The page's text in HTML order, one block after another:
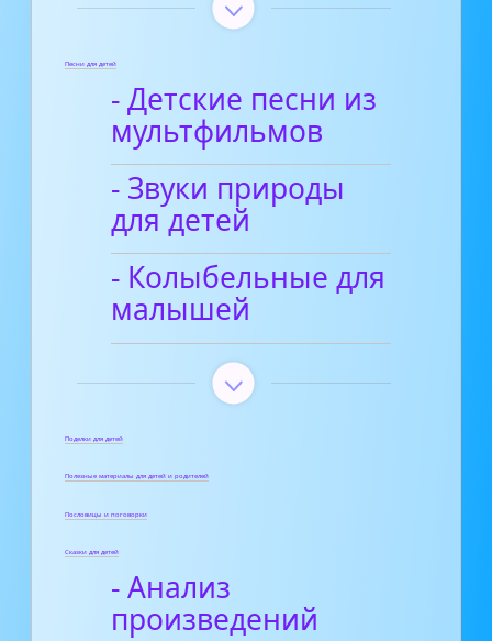
Песни для детей
- Детские песни из
мультфильмов
- Звуки природы
для детей
- Колыбельные для
малышей
Поделки для детей
Полезные материалы для детей и родителей
Пословицы и поговорки
Сказки для детей
- Анализ
произведений